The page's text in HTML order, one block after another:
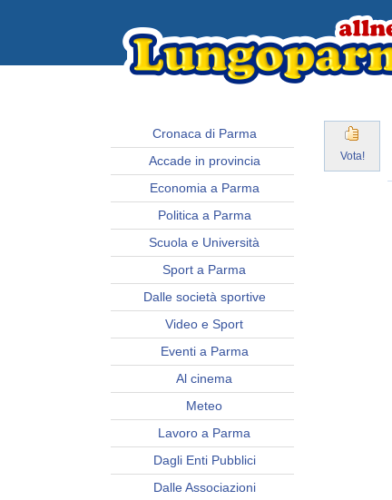
Cronaca di Parma
Accade in provincia
Economia a Parma
Politica a Parma
Scuola e Università
Sport a Parma
Dalle società sportive
Video e Sport
Eventi a Parma
Al cinema
Meteo
Lavoro a Parma
Dagli Enti Pubblici
Dalle Associazioni
Vota!